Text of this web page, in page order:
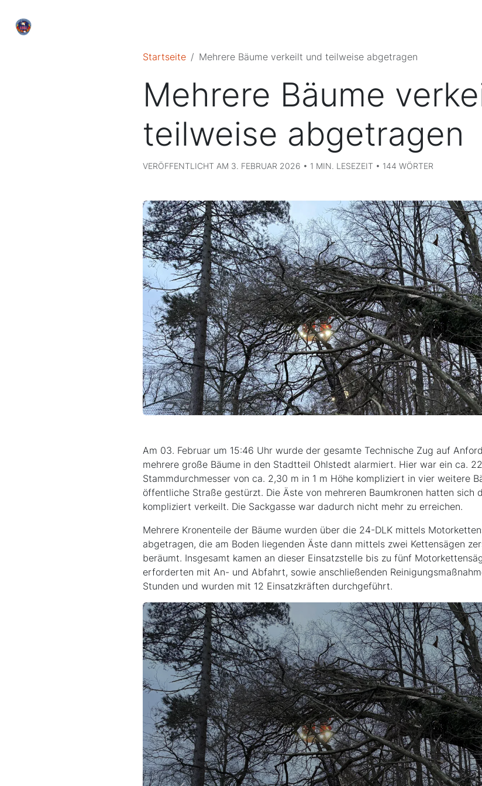
Startseite Mehrere Bäume verkeilt und teilweise abgetragen
Mehrere Bäume
teilweise abgetragen
VERÖFFENTLICHT AM 3. FEBRUAR 2026 • 1 MIN. LESEZEIT • 144 WÖRTER
Am 03. Februar um 15:46 Uhr wurde der gesamte Technische Zug auf
mehrere große Bäume in den Stadtteil Ohlstedt alarmiert. Hier war ein ca.
Stammdurchmesser von ca. 2,30 m in 1 m Höhe kompliziert in vier weitere
öffentliche Straße gestürzt. Die Äste von mehreren Baumkronen hatten sich
kompliziert verkeilt. Die Sackgasse war dadurch nicht mehr zu erreichen.
Mehrere Kronenteile der Bäume wurden über die 24-DLK mittels
abgetragen, die am Boden liegenden Äste dann mittels zwei Kettensägen
beräumt. Insgesamt kamen an dieser Einsatzstelle bis zu fünf
erforderten mit An- und Abfahrt, sowie anschließenden
Stunden und wurden mit 12 Einsatzkräften durchgeführt.